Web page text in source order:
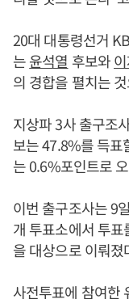
20대 대통령선거
는윤석열 후보와
의 경합을 펼치는
지상파 3사 출구조
보는 47.8%를 득표
는 0.6%포인트로
이번 출구조사는 9
개 투표소에서 투
을 대상으로 이뤄졌
사전투표에 참여한